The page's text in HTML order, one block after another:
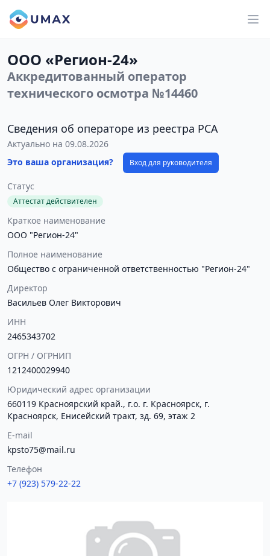
ООО «Регион-24»
Аккредитованный оператор
технического осмотра №14460
Сведения об операторе из реестра РСА
Актуально на 09.08.2026
Это ваша организация?
Вход для руководителя
Статус
Аттестат действителен
Краткое наименование
ООО "Регион-24"
Полное наименование
Общество с ограниченной ответственностью "Регион-24"
Директор
Васильев Олег Викторович
ИНН
2465343702
ОГРН / ОГРНИП
1212400029940
Юридический адрес организации
660119 Красноярский край., г.о. г. Красноярск, г.
Красноярск, Енисейский тракт, зд. 69, этаж 2
E-mail
kpsto75@mail.ru
Телефон
+7 (923) 579-22-22